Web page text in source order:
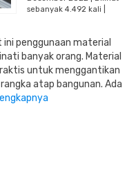
sebanyak 4.492 kali |
ini penggunaan material
banyak orang. Material
untuk menggantikan
atap bangunan. Ada